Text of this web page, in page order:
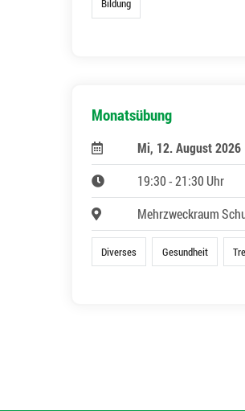
Bildung
Monatsübung
Mi, 12. August 2026
19:30 - 21:30 Uhr
Mehrzweckraum
Diverses Gesundheit